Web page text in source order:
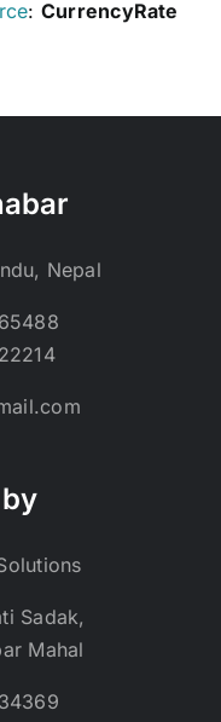
: CurrencyRate
Nepal
Sadak,
Mahal